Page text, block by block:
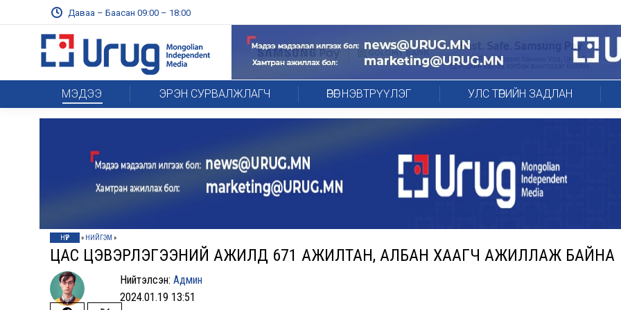
Даваа – Баасан 09:00 – 18:00
МЭДЭЭ ЭРЭН СУРВАЛЖЛАГЧ ӨРӨГ НЭВТРҮҮЛЭГ УЛС ТӨРИЙН ЗАДЛАН
НҮҮР » НИЙГЭМ »
ЦАС ЦЭВЭРЛЭГЭЭНИЙ АЖИЛД 671 АЖИЛТАН, АЛБАН ХААГЧ АЖИЛЛАЖ БАЙНА
Нийтэлсэн:Админ
2024.01.19 13:51